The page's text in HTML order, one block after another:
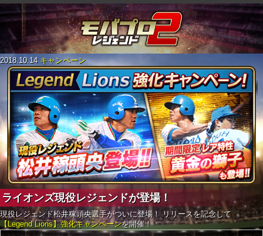
2018.10.14 キャンペーン
ライオンズ現役レジェンドが登場！
現役レジェンド松井稼頭央選手がついに登場！ リリースを記念して
【Legend Lions】強化キャンペーンを開催！